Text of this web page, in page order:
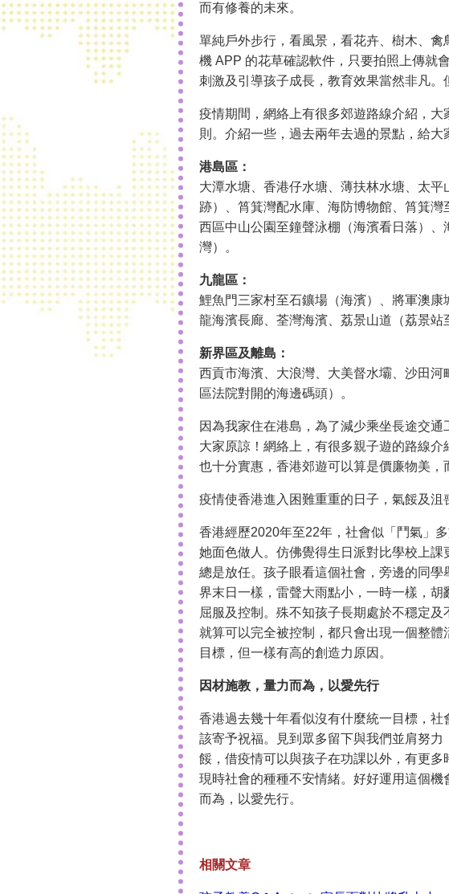
而有修養的未來。
單純戶外步行，看風景，看花卉、樹木、
機 APP 的花草確認軟件，只要拍照上傳就
刺激及引導孩子成長，教育效果當然非凡。
疫情期間，網絡上有很多郊遊路線介紹，
則。介紹一些，過去兩年去過的景點，給
港島區：
大潭水塘、香港仔水塘、薄扶林水塘、太
跡）、筲箕灣配水庫、海防博物館、筲箕
西區中山公園至鐘聲泳棚（海濱看日落）
灣）。
九龍區：
鯉魚門三家村至石鑛場（海濱）、將軍澳
龍海濱長廊、荃灣海濱、荔景山道（荔景站
新界區及離島：
西貢市海濱、大浪灣、大美督水壩、沙田
區法院對開的海邊碼頭）。
因為我家住在港島，為了減少乘坐長途交
大家原諒！網絡上，有很多親子遊的路線
也十分實惠，香港郊遊可以算是價廉物美，
疫情使香港進入困難重重的日子，氣餒及沮
香港經歷2020年至22年，社會似「鬥氣」
她面色做人。仿佛覺得生日派對比學校上
總是放任。孩子眼看這個社會，旁邊的同
界末日一樣，雷聲大雨點小，一時一樣，
屈服及控制。殊不知孩子長期處於不穩定
就算可以完全被控制，都只會出現一個整
目標，但一樣有高的創造力原因。
因材施教，量力而為，以愛先行
香港過去幾十年看似沒有什麼統一目標，
該寄予祝福。見到眾多留下與我們並肩努
餒，借疫情可以與孩子在功課以外，有更
現時社會的種種不安情緒。好好運用這個
而為，以愛先行。
相關文章